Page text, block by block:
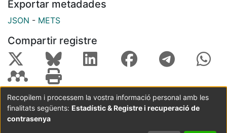
Exportar metadades
JSON - METS
Compartir registre
Coordinació:CRAI UB Avís legal
Metadades
subjectes a:
Recopilem i processem la vostra informació personal amb les
finalitats següents: Estadístic & Registre i recuperació de
contrasenya